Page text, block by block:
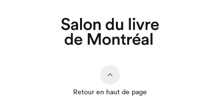
Que cherchez-vous?
Retour en haut de page